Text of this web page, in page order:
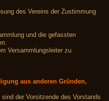
des Vereins der Zustimmung
und die gefassten
Versammlungsleiter zu
aus anderen Gründen,
der Vorsitzende des Vorstands